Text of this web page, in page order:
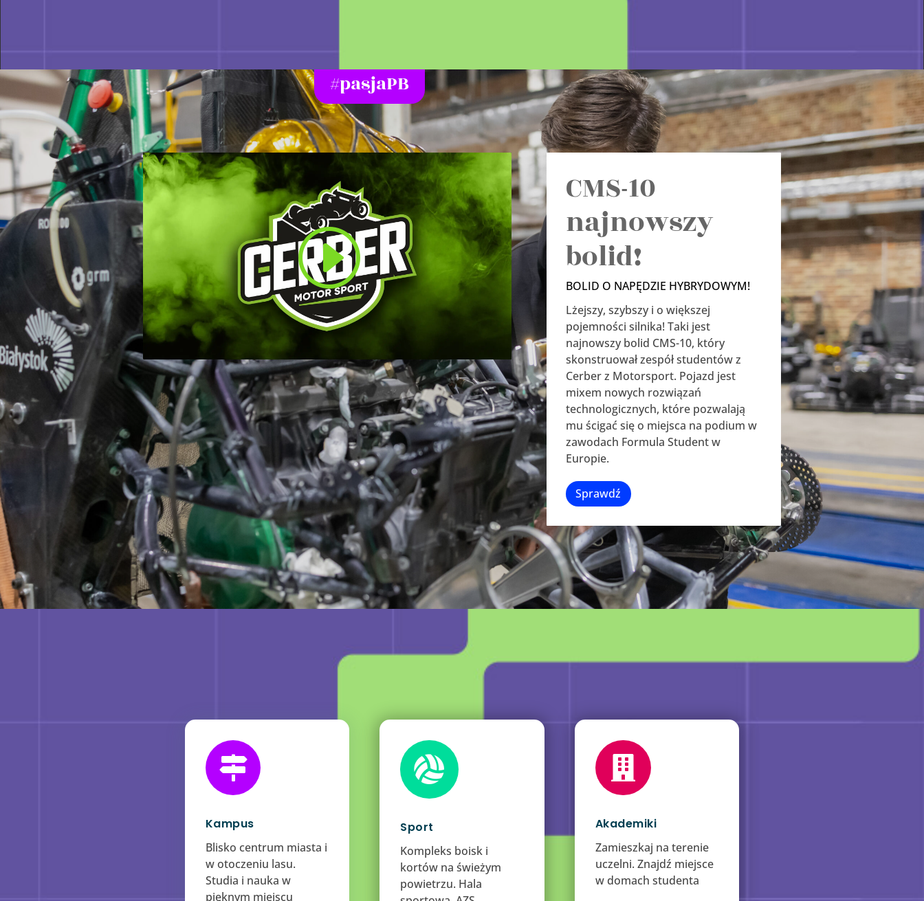
#pasjaPB
CMS-10
najnowszy
bolid!
BOLID O NAPĘDZIE HYBRYDOWYM!
Lżejszy, szybszy i o większej
pojemności silnika! Taki jest
najnowszy bolid CMS-10, który
skonstruował zespół studentów z
Cerber z Motorsport. Pojazd jest
mixem nowych rozwiązań
technologicznych, które pozwalają
mu ścigać się o miejsca na podium w
zawodach Formula Student w
Europie.
Sprawdź

Kampus
​Blisko centrum miasta i
w otoczeniu lasu.
Studia i nauka w
pięknym miejscu

Sport
Kompleks boisk i
kortów na świeżym
powietrzu. Hala

Akademiki
Zamieszkaj na terenie
uczelni. Znajdź miejsce
w domach studenta